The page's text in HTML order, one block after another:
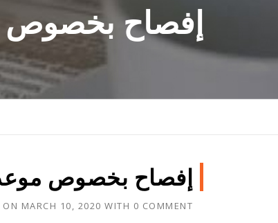
إفصاح بخصوص
إفصاح بخصوص موعد
ON MARCH 10, 2020 WITH 0 COMMENT